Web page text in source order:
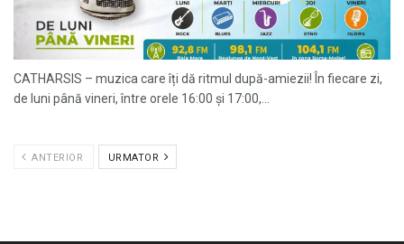
CATHARSIS – muzica care îți dă ritmul după-amiezii! În fiecare zi,
de luni până vineri, între orele 16:00 și 17:00,...
ANTERIOR URMATOR